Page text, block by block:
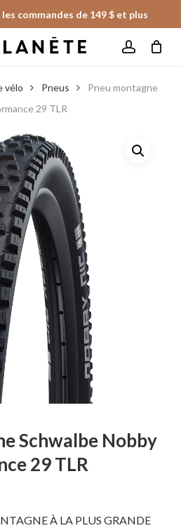
commandes de 149 $ et plus
Fermer
le
panier
vélo Pneus
Pneu montagne
29 TLR
Schwalbe Nobby
29 TLR
À LA PLUS GRANDE